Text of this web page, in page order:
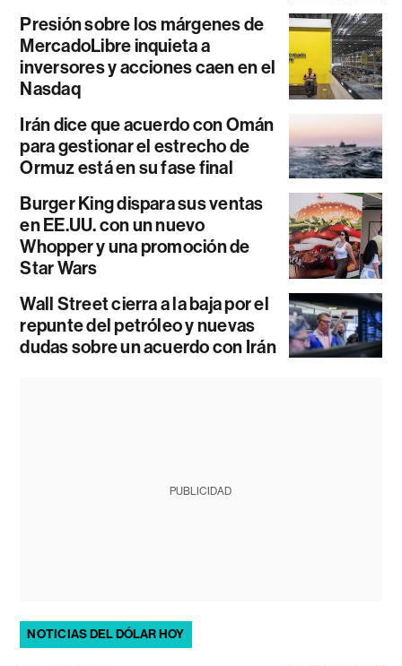
Presión sobre los márgenes de
MercadoLibre inquieta a
inversores y acciones caen en el
Nasdaq
Irán dice que acuerdo con Omán
para gestionar el estrecho de
Ormuz está en su fase final
Burger King dispara sus ventas
en EE.UU. con un nuevo
Whopper y una promoción de
Star Wars
Wall Street cierra a la baja por el
repunte del petróleo y nuevas
dudas sobre un acuerdo con Irán
PUBLICIDAD
NOTICIAS DEL DÓLAR HOY